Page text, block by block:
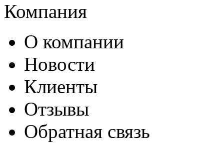
Компания
О компании
Новости
Клиенты
Отзывы
Обратная связь